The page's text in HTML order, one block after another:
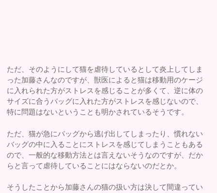
ただ、そのようにして猫を虐待しているとして炎上してしま
った加藤さんなのですが、獣医によると猫は移動用のケージ
に入れられた方がストレスを感じることが多くて、逆に体の
サイズに合うバッグに入れた方がストレスを感じないので、
特に問題はないということも明かされているそうです。
ただ、猫が急にバッグから逃げ出してしまったり、慣れない
バッグの中に入ることにストレスを感じてしまうこともある
ので、一般的な移動方法とは言えないそうなのですが、だか
らと言って虐待していることにはならないのだとか。
そうしたことから加藤さんの猫の扱い方は決して間違ってい